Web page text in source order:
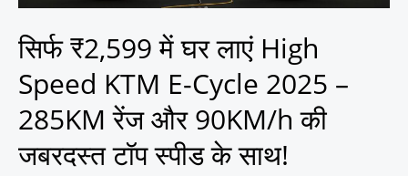
सिर्फ ₹2,599 में घर लाएं High
Speed KTM E-Cycle 2025 –
285KM रेंज और 90KM/h की
जबरदस्त टॉप स्पीड के साथ!
2025
–
285KM
और
90KM/h